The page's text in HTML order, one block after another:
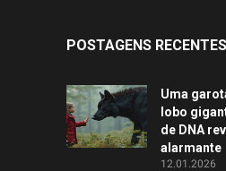
POSTAGENS
Uma
lobo
de DNA
alarmante
12.01.2026